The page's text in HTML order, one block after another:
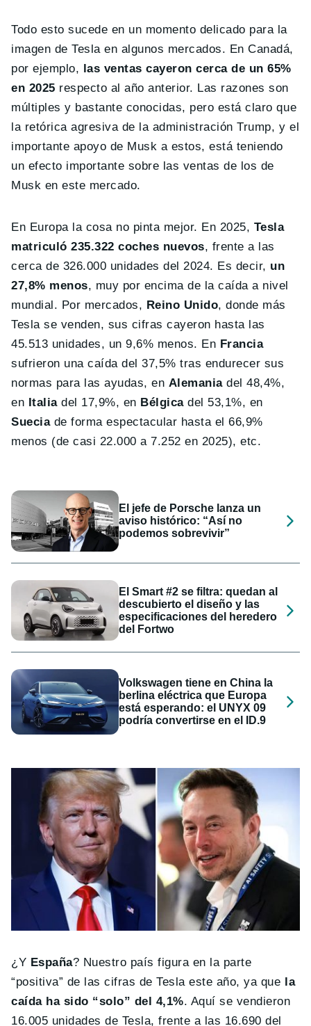
Todo esto sucede en un momento delicado para la
imagen de Tesla en algunos mercados. En Canadá,
por ejemplo, las ventas cayeron cerca de un 65%
en 2025 respecto al año anterior. Las razones son
múltiples y bastante conocidas, pero está claro que
la retórica agresiva de la administración Trump, y el
importante apoyo de Musk a estos, está teniendo
un efecto importante sobre las ventas de los de
Musk en este mercado.
En Europa la cosa no pinta mejor. En 2025, Tesla
matriculó 235.322 coches nuevos, frente a las
cerca de 326.000 unidades del 2024. Es decir, un
27,8% menos, muy por encima de la caída a nivel
mundial. Por mercados, Reino Unido, donde más
Tesla se venden, sus cifras cayeron hasta las
45.513 unidades, un 9,6% menos. En Francia
sufrieron una caída del 37,5% tras endurecer sus
normas para las ayudas, en Alemaniadel 48,4%,
en Italiadel 17,9%, en Bélgicadel 53,1%, en
Suecia de forma espectacular hasta el 66,9%
menos (de casi 22.000 a 7.252 en 2025), etc.
El jefe de Porsche lanza un
aviso histórico: “Así no
podemos sobrevivir”
El Smart #2 se filtra: quedan al
descubierto el diseño y las
especificaciones del heredero
del Fortwo
Volkswagen tiene en China la
berlina eléctrica que Europa
está esperando: el UNYX 09
podría convertirse en el ID.9
¿Y España? Nuestro país figura en la parte
“positiva” de las cifras de Tesla este año, ya que la
caída ha sido “solo” del 4,1%. Aquí se vendieron
16.005 unidades de Tesla, frente a las 16.690 del